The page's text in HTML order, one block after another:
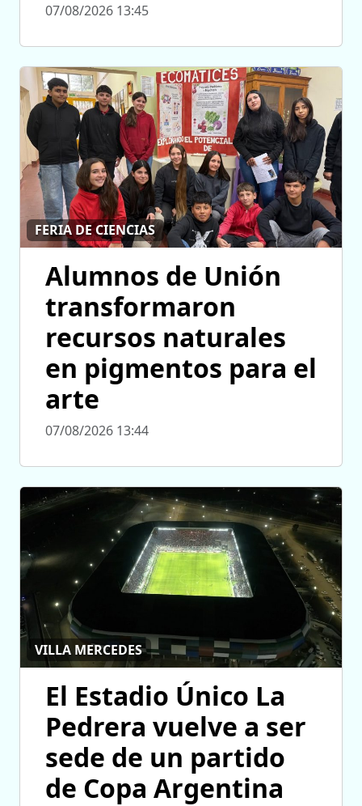
07/08/2026 13:45
FERIA DE CIENCIAS
Alumnos de Unión
transformaron
recursos naturales
en pigmentos para el
arte
07/08/2026 13:44
VILLA MERCEDES
El Estadio Único La
Pedrera vuelve a ser
sede de un partido
de Copa Argentina